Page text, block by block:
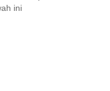
ini